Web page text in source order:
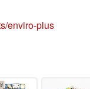
enviro-plus